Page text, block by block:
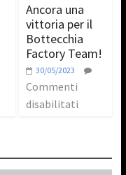
Ancora una
vittoria per il
Bottecchia
Factory Team!
30/05/2023
Commenti
disabilitati